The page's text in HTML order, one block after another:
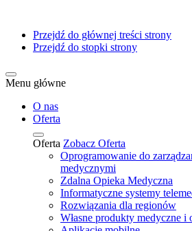
Przejdź do głównej treści strony
Przejdź do stopki strony
Menu główne
O nas
Oferta
Oferta Zobacz Oferta
Oprogramowanie do
medycznymi
Zdalna Opieka Medyczna
Informatyczne systemy
Rozwiązania dla regionów
Własne produkty medyczne i